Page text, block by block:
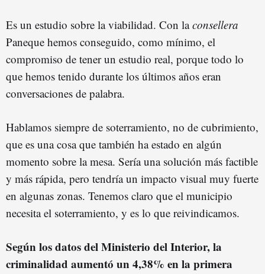
Es un estudio sobre la viabilidad. Con laconsellera
Paneque hemos conseguido, como mínimo, el
compromiso de tener un estudio real, porque todo lo
que hemos tenido durante los últimos años eran
conversaciones de palabra.
Hablamos siempre de soterramiento, no de cubrimiento,
que es una cosa que también ha estado en algún
momento sobre la mesa. Sería una solución más factible
y más rápida, pero tendría un impacto visual muy fuerte
en algunas zonas. Tenemos claro que el municipio
necesita el soterramiento, y es lo que reivindicamos.
Según los datos del Ministerio del Interior, la
criminalidad aumentó un 4,38% en la primera